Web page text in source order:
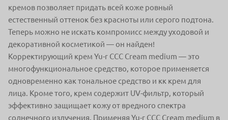
кремов позволяет придать всей коже ровный
естественный оттенок без красноты или серого подтона.
Теперь можно не искать компромисс между уходовой и
декоративной косметикой — он найден!
Корректирующий крем Yu-r CCC Cream medium — это
многофункциональное средство, которое применяется
одновременно как тональное средство и кк крем для
лица. Кроме того, крем содержит UV-фильтр, который
эффективно защищает кожу от вредного спектра
солнечного излучения. Применяя Yu-r CCC Cream medium в